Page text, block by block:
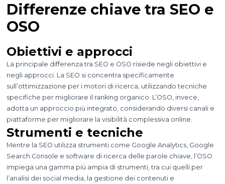
Differenze chiave tra SEO e
OSO
Obiettivi e approcci
La principale differenza tra SEO e OSO risiede negli obiettivi e
negli approcci. La SEO si concentra specificamente
sull’ottimizzazione per i motori di ricerca, utilizzando tecniche
specifiche per migliorare il ranking organico. L’OSO, invece,
adotta un approccio più integrato, considerando diversi canali e
piattaforme per migliorare la visibilità complessiva online.
Strumenti e tecniche
Mentre la SEO utilizza strumenti come Google Analytics, Google
Search Console e software di ricerca delle parole chiave, l’OSO
impiega una gamma più ampia di strumenti, tra cui quelli per
l’analisi dei social media, la gestione dei contenuti e